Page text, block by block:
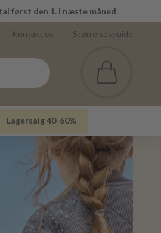
først den 1. i næste måned
Kontakt os Størrelsesguide
Lagersalg 40-60%